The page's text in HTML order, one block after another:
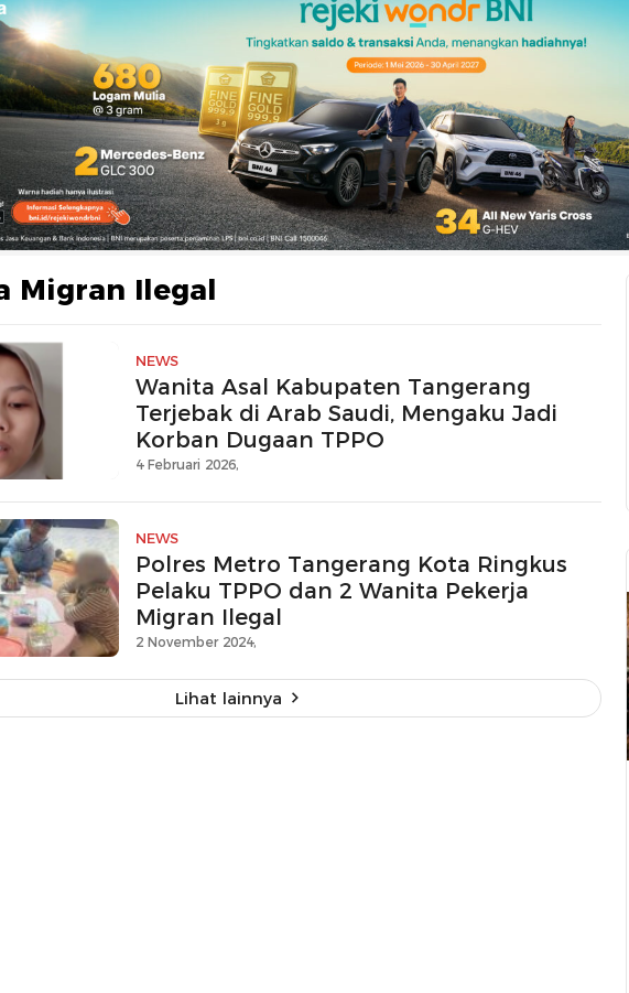
Migran Ilegal
NEWS
Wanita Asal Kabupaten Tangerang
Terjebak di Arab Saudi, Mengaku Jadi
Korban Dugaan TPPO
4 Februari 2026,
NEWS
Polres Metro Tangerang Kota Ringkus
Pelaku TPPO dan 2 Wanita Pekerja
Migran Ilegal
2 November 2024,
Lihat lainnya